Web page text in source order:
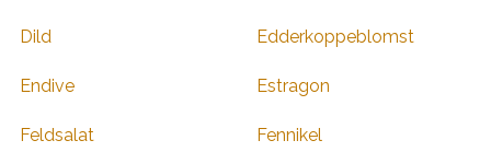
Dild Edderkoppeblomst
Endive Estragon
Feldsalat Fennikel